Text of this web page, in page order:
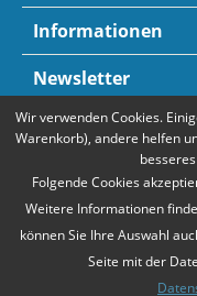
Informationen
Newsletter
Zahlungsarten
Wir verwenden Cookies.
Warenkorb), andere helfen
Folgende Cookies
Weitere Informationen
können Sie Ihre Auswahl
Seite mit der